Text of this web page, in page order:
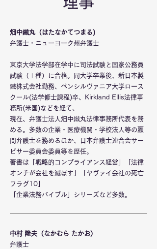
畑中鐵丸（はたなかてつまる)
弁護士・ニューヨーク州弁護士
東京大学法学部在学中に司法試験と国家公務員
試験（Ⅰ種）に合格。同大学卒業後、新日本製
鐵株式会社勤務、ペンシルヴァニア大学ロース
クール(法学修士課程)卒、Kirkland Ellis法律事
務所(米国)などを経て、
現在、弁護士法人畑中鐵丸法律事務所代表を務
める。多数の企業・医療機関・学校法人等の顧
問弁護士を務めるほか、日本弁護士連合会サー
ビサー委員会委員等を歴任。
著書は「戦略的コンプライアンス経営」「法律
オンチが会社を滅ぼす」「ヤヴァイ会社の死亡
フラグ10」
「企業法務バイブル」シリーズなど多数。
中村 隆夫（なかむら たかお）
弁護士